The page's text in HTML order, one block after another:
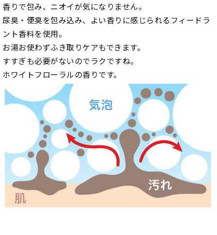
香りで包み、ニオイが気になりません。
尿臭・便臭を包み込み、よい香りに感じられるフィードラ
ント香料を使用。
お湯お使わずふき取りケアもできます。
すすぎも必要がないのでラクですね。
ホワイトフローラルの香りです。